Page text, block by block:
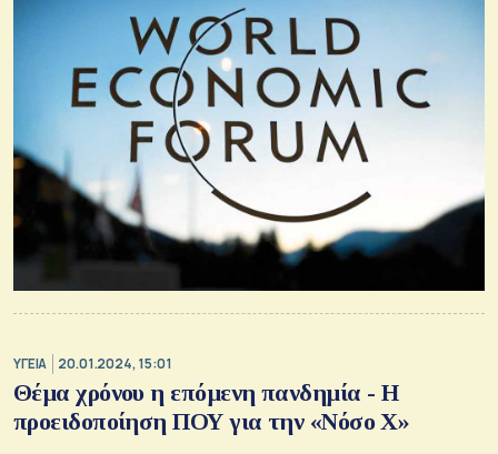
ΥΓΕΙΑ 20.01.2024, 15:01
Θέμα χρόνου η επόμενη πανδημία - Η
προειδοποίηση ΠΟΥ για την «Νόσο Χ»